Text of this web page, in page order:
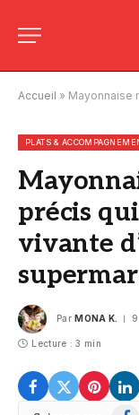
Accueil » Mayonnaise maison
PLATS &
précis
vivante
Par MONA K.
Lecture : 3 min